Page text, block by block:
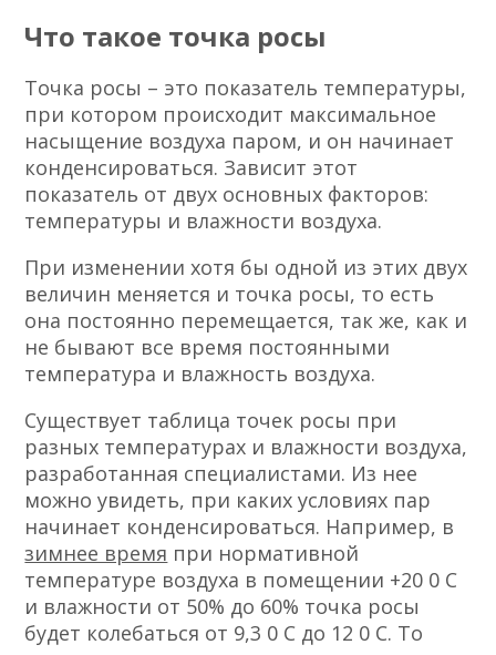
Что такое точка росы
Точка росы – это показатель температуры,
при котором происходит максимальное
насыщение воздуха паром, и он начинает
конденсироваться. Зависит этот
показатель от двух основных факторов:
температуры и влажности воздуха.
При изменении хотя бы одной из этих двух
величин меняется и точка росы, то есть
она постоянно перемещается, так же, как и
не бывают все время постоянными
температура и влажность воздуха.
Существует таблица точек росы при
разных температурах и влажности воздуха,
разработанная специалистами. Из нее
можно увидеть, при каких условиях пар
начинает конденсироваться. Например, в
зимнее время при нормативной
температуре воздуха в помещении +20 0 С
и влажности от 50% до 60% точка росы
будет колебаться от 9,3 0 С до 12 0 С. То